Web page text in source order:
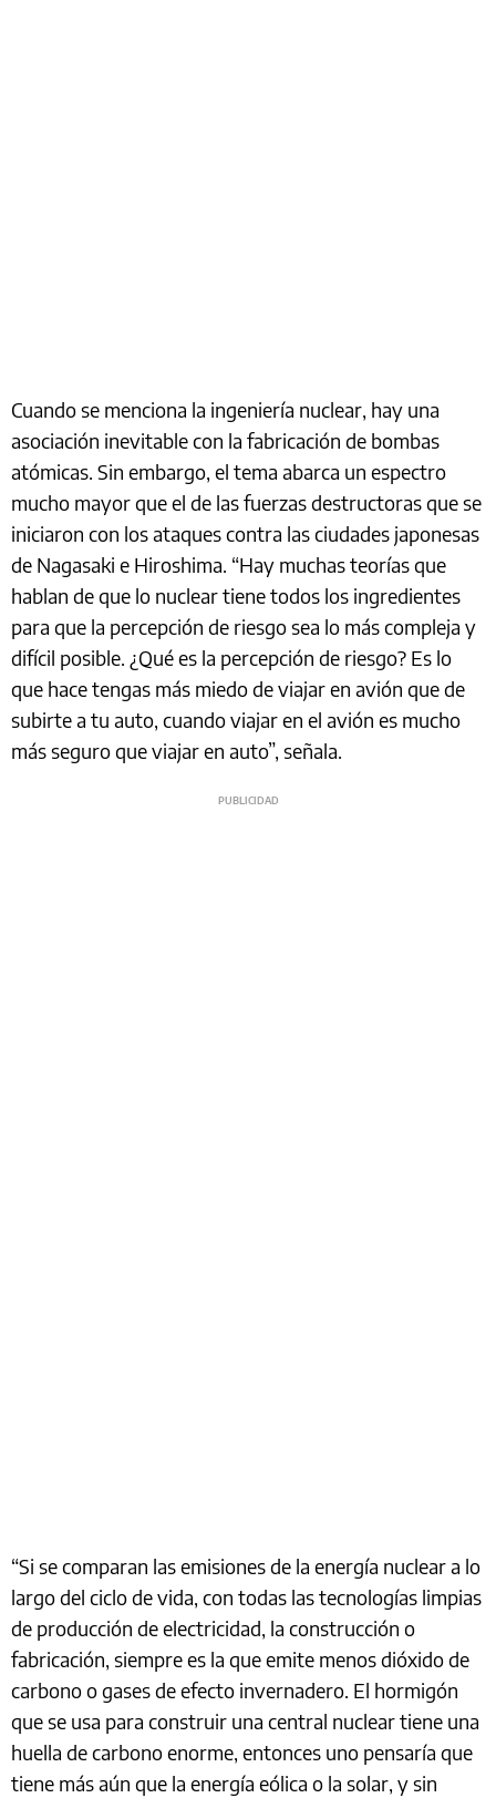
Cuando se menciona la ingeniería nuclear, hay una
asociación inevitable con la fabricación de bombas
atómicas. Sin embargo, el tema abarca un espectro
mucho mayor que el de las fuerzas destructoras que se
iniciaron con los ataques contra las ciudades japonesas
de Nagasaki e Hiroshima. “Hay muchas teorías que
hablan de que lo nuclear tiene todos los ingredientes
para que la percepción de riesgo sea lo más compleja y
difícil posible. ¿Qué es la percepción de riesgo? Es lo
que hace tengas más miedo de viajar en avión que de
subirte a tu auto, cuando viajar en el avión es mucho
más seguro que viajar en auto”, señala.
“Si se comparan las emisiones de la energía nuclear a lo
largo del ciclo de vida, con todas las tecnologías limpias
de producción de electricidad, la construcción o
fabricación, siempre es la que emite menos dióxido de
carbono o gases de efecto invernadero. El hormigón
que se usa para construir una central nuclear tiene una
huella de carbono enorme, entonces uno pensaría que
tiene más aún que la energía eólica o la solar, y sin